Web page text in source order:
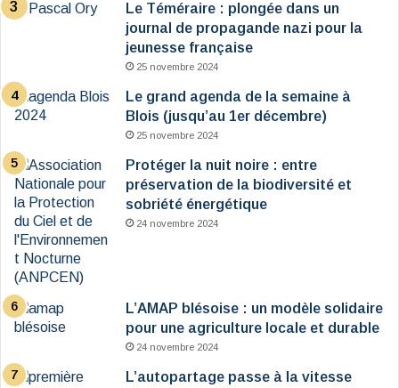
Le Téméraire : plongée dans un
journal de propagande nazi pour la
jeunesse française
25 novembre 2024
Le grand agenda de la semaine à
Blois (jusqu’au 1er décembre)
25 novembre 2024
Protéger la nuit noire : entre
préservation de la biodiversité et
sobriété énergétique
24 novembre 2024
L’AMAP blésoise : un modèle solidaire
pour une agriculture locale et durable
24 novembre 2024
L’autopartage passe à la vitesse